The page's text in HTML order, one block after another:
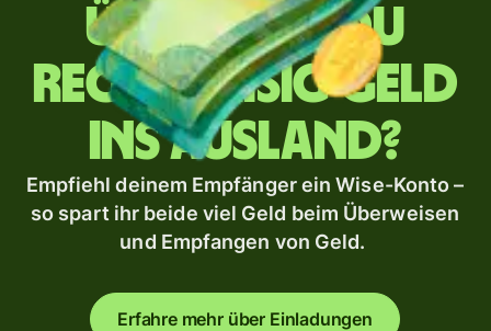
Überweist du
regelmäßig Geld
ins Ausland?
Empfiehl deinem Empfänger ein Wise-Konto –
so spart ihr beide viel Geld beim Überweisen
und Empfangen von Geld.
Erfahre mehr über Einladungen